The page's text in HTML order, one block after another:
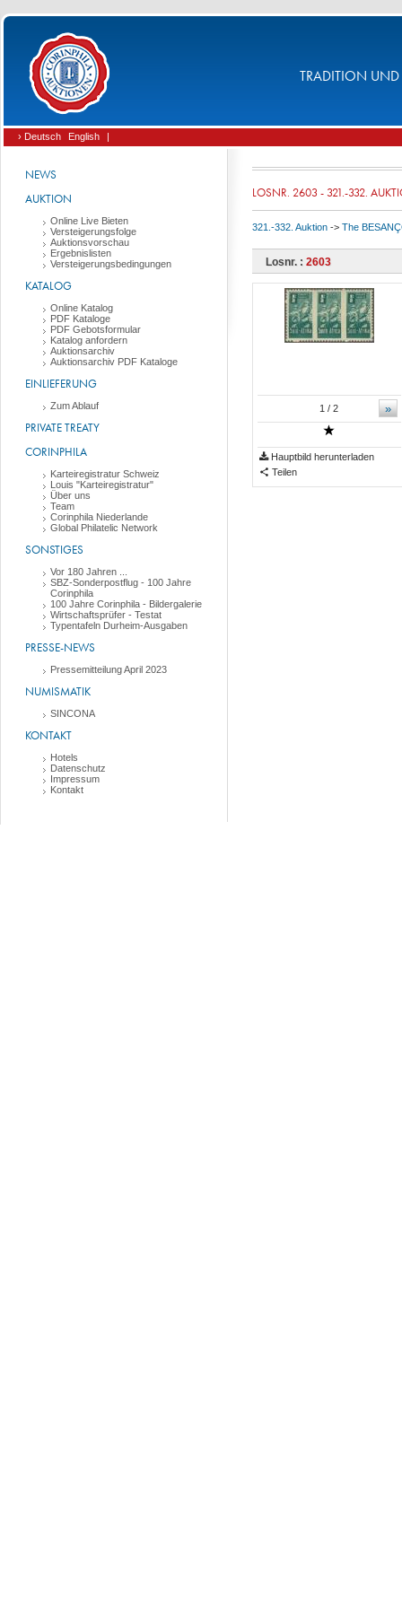
TRADITION UND
› Deutsch English |
NEWS
AUKTION
Online Live Bieten
Versteigerungsfolge
Auktionsvorschau
Ergebnislisten
Versteigerungsbedingungen
KATALOG
Online Katalog
PDF Kataloge
PDF Gebotsformular
Katalog anfordern
Auktionsarchiv
Auktionsarchiv PDF Kataloge
EINLIEFERUNG
Zum Ablauf
PRIVATE TREATY
CORINPHILA
Karteiregistratur Schweiz
Louis "Karteiregistratur"
Über uns
Team
Corinphila Niederlande
Global Philatelic Network
SONSTIGES
Vor 180 Jahren ...
SBZ-Sonderpostflug - 100 Jahre
Corinphila
100 Jahre Corinphila - Bildergalerie
Wirtschaftsprüfer - Testat
Typentafeln Durheim-Ausgaben
PRESSE-NEWS
Pressemitteilung April 2023
NUMISMATIK
SINCONA
KONTAKT
Hotels
Datenschutz
Impressum
Kontakt
LOSNR. 2603 - 321.-332.
321.-332. Auktion -> The
Losnr. : 2603
»
1 / 2
Hauptbild herunterladen
Teilen